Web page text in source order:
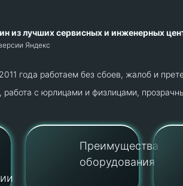
из лучших сервисных и инженерных
Яндекс
года работаем без сбоев, жалоб и
с юрлицами и физлицами,
Преимущества
оборудования